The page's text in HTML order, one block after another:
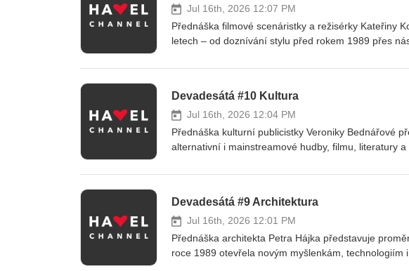
Jul 16th, 2026 12:07 PM
Přednáška filmové scenáristky a režisérky Kateřiny
letech – od doznívání stylu před rokem 1989 přes
zahraničních značek na český trh, úpadek
staly nejen dostupným způsobem oblékání, ale i
Devadesátá #10 Kultura
Jul 16th, 2026 12:04 PM
Přednáška kulturní publicistky Veroniky Bednářové
alternativní i mainstreamové hudby, filmu, literatury
mimo jiné oscarového Kolju, první koncert skupiny
Devadesátá #9 Architektura
Jul 16th, 2026 12:01 PM
Přednáška architekta Petra Hájka představuje
roce 1989 otevřela novým myšlenkám,